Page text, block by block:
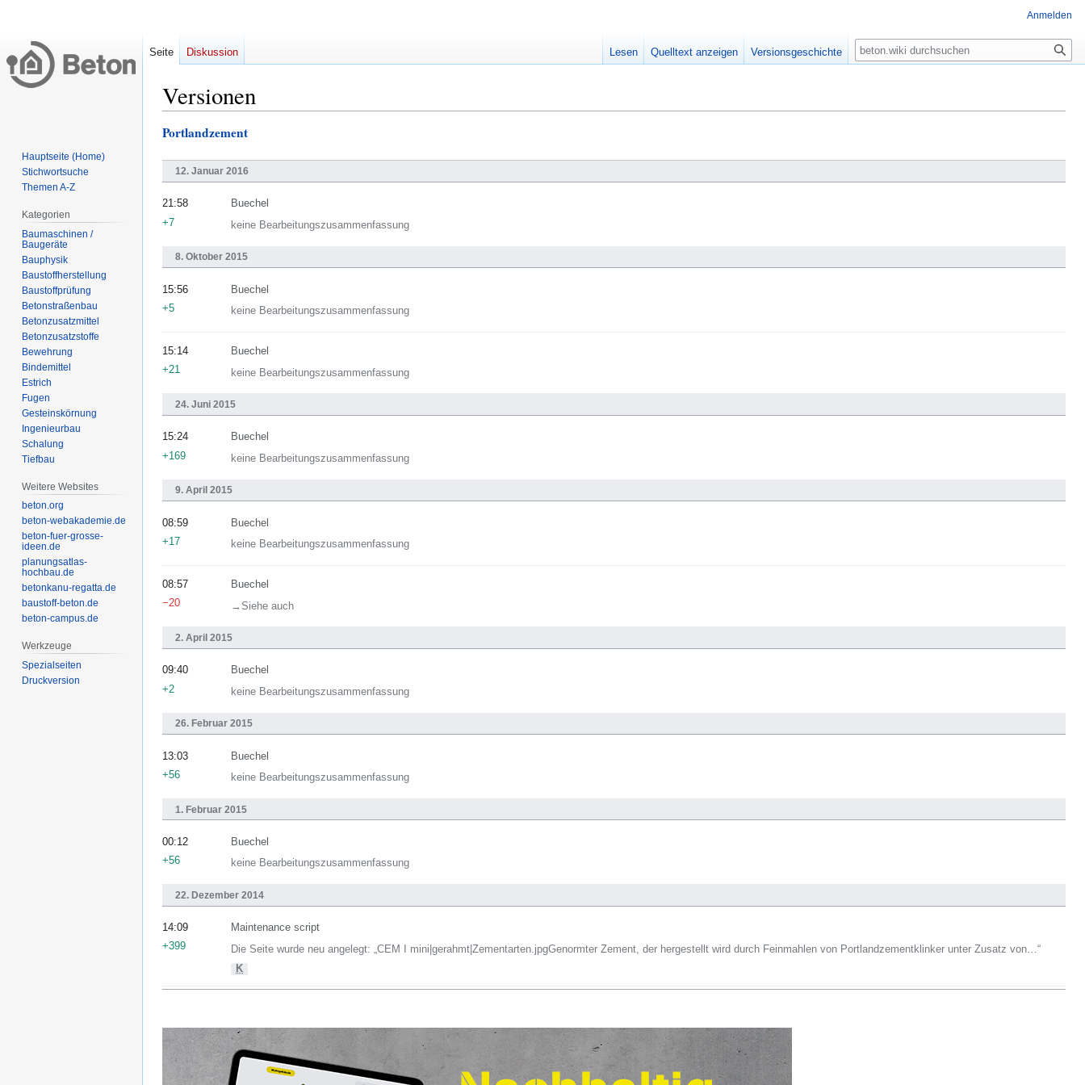
Versionen
Zur
springen
Zur
springen
Portlandzement
12. Januar 2016
Buechel
keine Bearbeitungszusammenfassung
21:58
+7
8. Oktober 2015
Buechel
keine Bearbeitungszusammenfassung
15:56
+5
Buechel
keine Bearbeitungszusammenfassung
15:14
+21
24. Juni 2015
Buechel
keine Bearbeitungszusammenfassung
15:24
+169
9. April 2015
Buechel
keine Bearbeitungszusammenfassung
08:59
+17
Buechel
→‎Siehe auch
08:57
−20
2. April 2015
Buechel
keine Bearbeitungszusammenfassung
09:40
+2
26. Februar 2015
Buechel
keine Bearbeitungszusammenfassung
13:03
+56
1. Februar 2015
Buechel
keine Bearbeitungszusammenfassung
00:12
+56
22. Dezember 2014
Maintenance script
Die Seite wurde neu angelegt: „CEM I mini|gerahmt|Zementarten.jpgGenormter Zement, der hergestellt wird durch Feinmahlen von Portlandzementklinker unter Zusatz von…“
K
14:09
+399
Anmelden
Seite Diskussion Lesen Quelltext anzeigen Versionsgeschichte
Hauptseite (Home)
Stichwortsuche
Themen A-Z
Kategorien
Baumaschinen /
Bauphysik
Baustoffprüfung
Betonstraßenbau
‏‎Betonzusatzmittel
‏‎Betonzusatzstoffe
‏‎Estrich
Gesteinskörnung
‏‎Tiefbau
Weitere Websites
beton.org
beton-webakademie.de
beton-fuer-grosse-
ideen.de
planungsatlas-
hochbau.de
betonkanu-regatta.de
baustoff-beton.de
beton-campus.de
Werkzeuge
Spezialseiten
Druckversion